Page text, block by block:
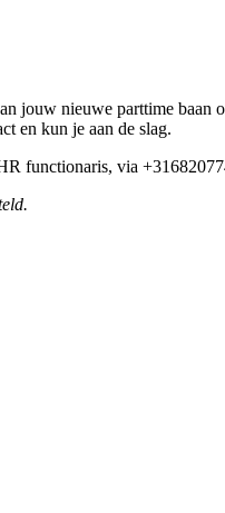
jouw nieuwe parttime
en kun je aan de slag.
functionaris, via